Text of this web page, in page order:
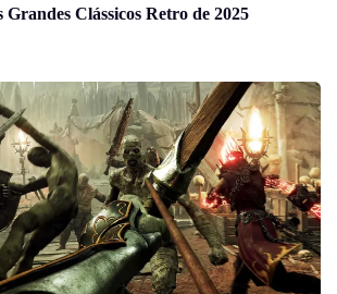
Clássicos Retro de 2025